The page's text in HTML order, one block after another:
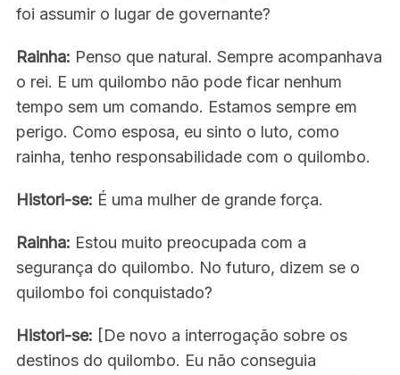
foi assumir o lugar de governante?
Rainha: Penso que natural. Sempre acompanhava
o rei. E um quilombo não pode ficar nenhum
tempo sem um comando. Estamos sempre em
perigo. Como esposa, eu sinto o luto, como
rainha, tenho responsabilidade com o quilombo.
Histori-se: É uma mulher de grande força.
Rainha: Estou muito preocupada com a
segurança do quilombo. No futuro, dizem se o
quilombo foi conquistado?
Histori-se: [De novo a interrogação sobre os
destinos do quilombo. Eu não conseguia